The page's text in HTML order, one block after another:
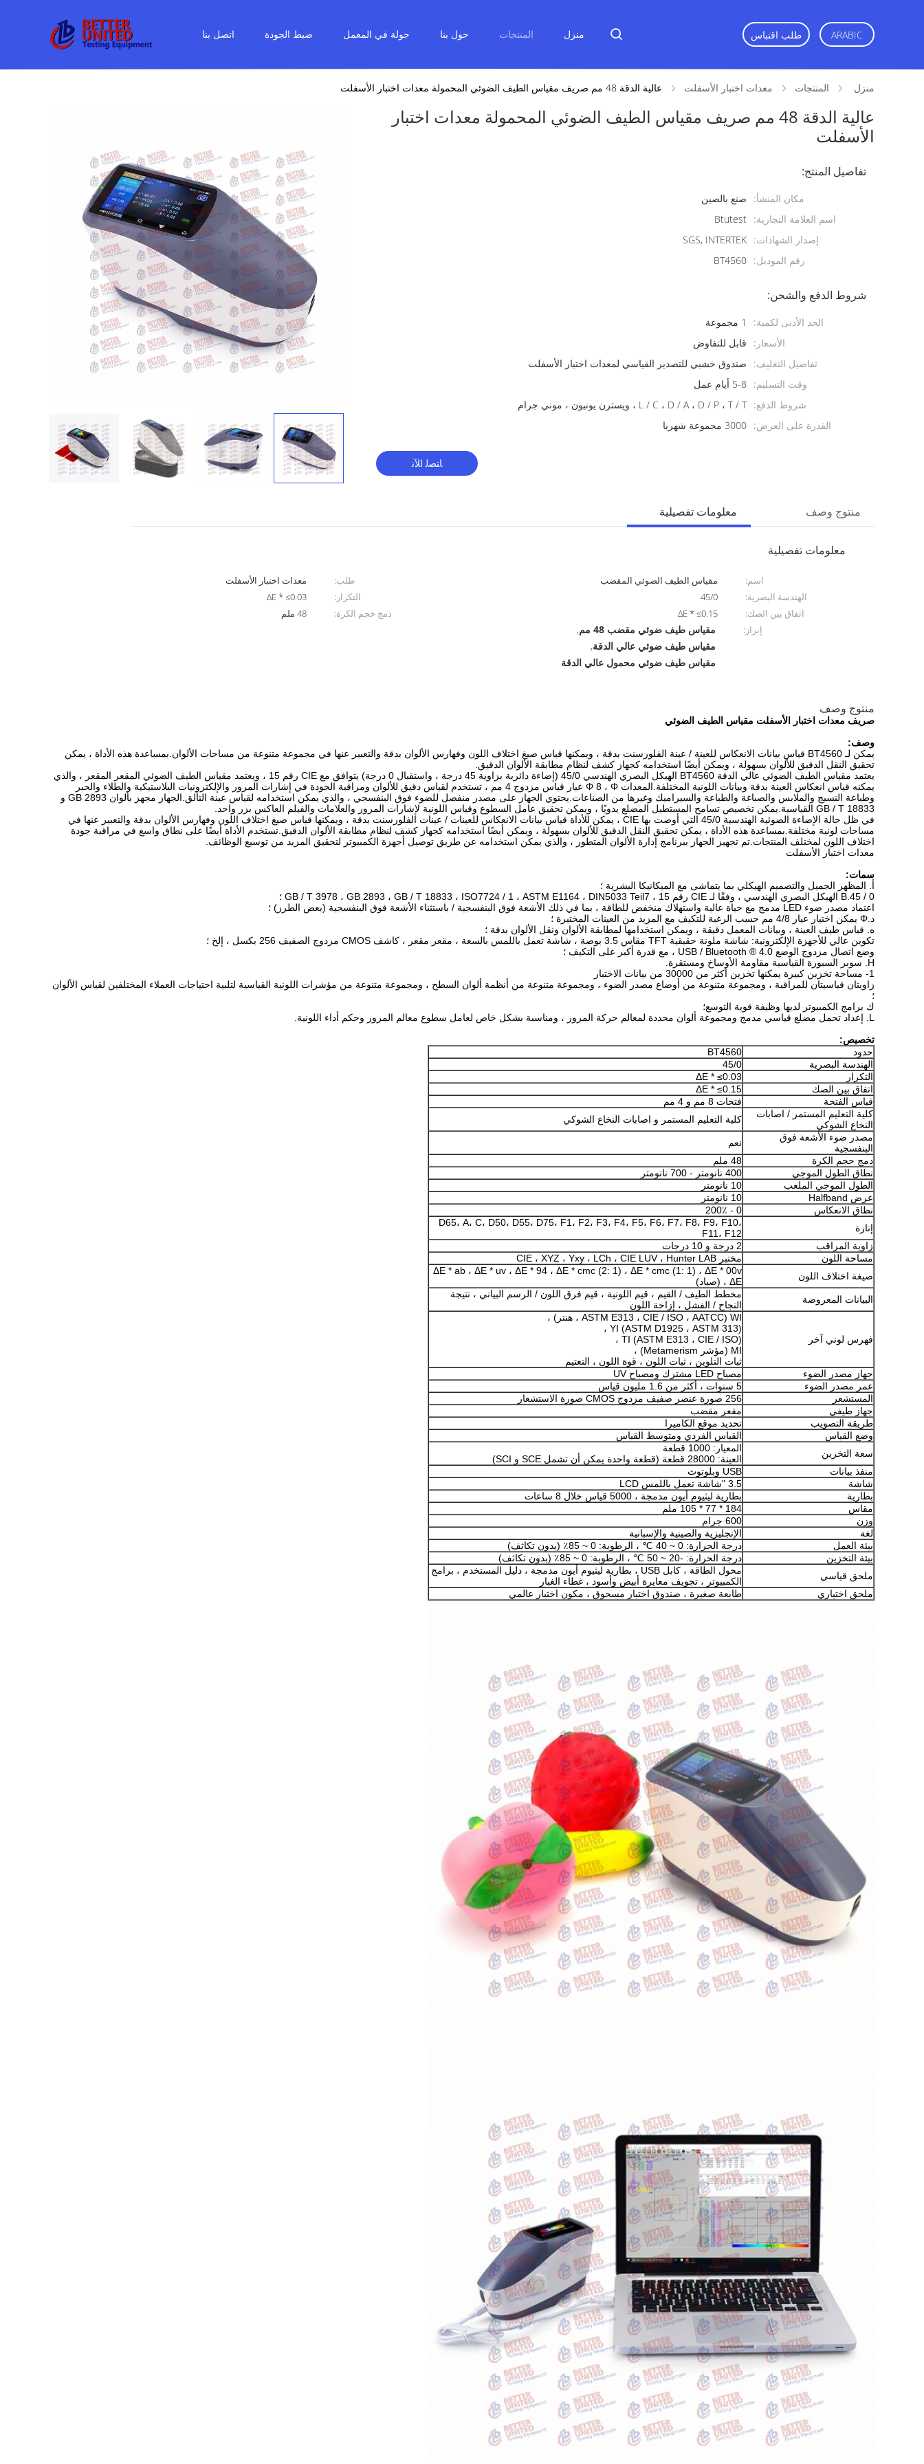
منزل المنتجات حول بنا جولة في المعمل ضبط الجودة اتصل بنا طلب اقتباس ARABIC
منزل المنتجات معدات اختبار الأسفلت عالية الدقة 48 مم صريف مقياس الطيف الضوئي المحمولة معدات اختبار الأسفلت
عالية الدقة 48 مم صريف مقياس الطيف الضوئي المحمولة معدات اختبار
الأسفلت
تفاصيل المنتج:
مكان المنشأ:
صنع بالصين
اسم العلامة التجارية: Btutest
إصدار الشهادات: SGS, INTERTEK
رقم الموديل: BT4560
شروط الدفع والشحن:
الحد الأدنى لكمية:
1 مجموعة
الأسعار:
قابل للتفاوض
تفاصيل التغليف:
صندوق خشبي للتصدير القياسي لمعدات اختبار الأسفلت
وقت التسليم:
5-8 أيام عمل
شروط الدفع: L / C ، D / A ، D / P ، T / T ، ويسترن يونيون ، موني جرام
القدرة على العرض: 3000 مجموعة شهريا
ﺎﺘﺼﻟ ﺍﻶﻧ
معلومات تفصيلية منتوج وصف
معلومات تفصيلية
اسم: مقياس الطيف الضوئي المقضب طلب:
معدات اختبار الأسفلت
الهندسة البصرية:
45/0 التكرار:
ΔE * ≤0.03
اتفاق بين الصك:
ΔE * ≤0.15 دمج حجم الكرة:
48 ملم
إبراز:
مقياس طيف ضوئي مقضب 48 مم ,
مقياس طيف ضوئي عالي الدقة,
مقياس طيف ضوئي محمول عالي الدقة
منتوج وصف
صريف معدات اختبار الأسفلت مقياس الطيف الضوئي
وصف:
يمكن لـ BT4560 قياس بيانات الانعكاس للعينة / عينة الفلورسنت بدقة ، ويمكنها قياس صيغ اختلاف اللون وفهارس الألوان بدقة والتعبير عنها في مجموعة متنوعة من مساحات الألوان.بمساعدة هذه الأداة ، يمكن
تحقيق النقل الدقيق للألوان بسهولة ، ويمكن أيضًا استخدامه كجهاز كشف لنظام مطابقة الألوان الدقيق.
يعتمد مقياس الطيف الضوئي عالي الدقة BT4560 الهيكل البصري الهندسي 45/0 (إضاءة دائرية بزاوية 45 درجة ، واستقبال 0 درجة) يتوافق مع CIE رقم 15 ، ويعتمد مقياس الطيف الضوئي المقعر المقعر ، والذي
يمكنه قياس انعكاس العينة بدقة وبيانات اللونية المختلفة.المعدات Φ 8 ، Φ عيار قياس مزدوج 4 مم ، تستخدم لقياس دقيق للألوان ومراقبة الجودة في إشارات المرور والإلكترونيات البلاستيكية والطلاء والحبر
وطباعة النسيج والملابس والصباغة والطباعة والسيراميك وغيرها من الصناعات.يحتوي الجهاز على مصدر منفصل للضوء فوق البنفسجي ، والذي يمكن استخدامه لقياس عينة التألق.الجهاز مجهز بألوان GB 2893 و
GB / T 18833 القياسية.يمكن تخصيص تسامح المستطيل المضلع يدويًا ، ويمكن تحقيق عامل السطوع وقياس اللونية لإشارات المرور والعلامات والفيلم العاكس بزر واحد.
في ظل حالة الإضاءة الضوئية الهندسية 45/0 التي أوصت بها CIE ، يمكن للأداة قياس بيانات الانعكاس للعينات / عينات الفلورسنت بدقة ، ويمكنها قياس صيغ اختلاف اللون وفهارس الألوان بدقة والتعبير عنها في
مساحات لونية مختلفة.بمساعدة هذه الأداة ، يمكن تحقيق النقل الدقيق للألوان بسهولة ، ويمكن أيضًا استخدامه كجهاز كشف لنظام مطابقة الألوان الدقيق.تستخدم الأداة أيضًا على نطاق واسع في مراقبة جودة
اختلاف اللون لمختلف المنتجات.تم تجهيز الجهاز ببرنامج إدارة الألوان المتطور ، والذي يمكن استخدامه عن طريق توصيل أجهزة الكمبيوتر لتحقيق المزيد من توسيع الوظائف.
معدات اختبار الأسفلت
سمات:
أ. المظهر الجميل والتصميم الهيكلي بما يتماشى مع الميكانيكا البشرية ؛
B.45 / 0 الهيكل البصري الهندسي ، وفقًا لـ CIE رقم 15 ، GB / T 3978 ، GB 2893 ، GB / T 18833 ، ISO7724 / 1 ، ASTM E1164 ، DIN5033 Teil7 ؛
اعتماد مصدر ضوء LED مدمج مع حياة عالية واستهلاك منخفض للطاقة ، بما في ذلك الأشعة فوق البنفسجية / باستثناء الأشعة فوق البنفسجية (بعض الطرز) ؛
د.Φ يمكن اختيار عيار 4/8 مم حسب الرغبة للتكيف مع المزيد من العينات المختبرة ؛
ه. قياس طيف العينة ، وبيانات المعمل دقيقة ، ويمكن استخدامها لمطابقة الألوان ونقل الألوان بدقة ؛
تكوين عالي للأجهزة الإلكترونية: شاشة ملونة حقيقية TFT مقاس 3.5 بوصة ، شاشة تعمل باللمس بالسعة ، مقعر مقعر ، كاشف CMOS مزدوج الصفيف 256 بكسل ، إلخ ؛
وضع اتصال مزدوج الوضع USB / Bluetooth ® 4.0 ، مع قدرة أكبر على التكيف ؛
H. سوبر السبورة القياسية مقاومة الأوساخ ومستقرة.
1- مساحة تخزين كبيرة يمكنها تخزين أكثر من 30000 من بيانات الاختبار
زاويتان قياسيتان للمراقبة ، ومجموعة متنوعة من أوضاع مصدر الضوء ، ومجموعة متنوعة من أنظمة ألوان السطح ، ومجموعة متنوعة من مؤشرات اللونية القياسية لتلبية احتياجات العملاء المختلفين لقياس الألوان
؛
ك برامج الكمبيوتر لديها وظيفة قوية التوسع؛
L. إعداد تحمل مضلع قياسي مدمج ومجموعة ألوان محددة لمعالم حركة المرور ، ومناسبة بشكل خاص لعامل سطوع معالم المرور وحكم أداء اللونية.
تخصيص:
حدود
BT4560
الهندسة البصرية
45/0
التكرار
ΔE * ≤0.03
اتفاق بين الصك
ΔE * ≤0.15
قياس الفتحة
فتحات 8 مم و 4 مم
كلية التعليم المستمر / اصابات
النخاع الشوكي
كلية التعليم المستمر و اصابات النخاع الشوكي
مصدر ضوء الأشعة فوق
البنفسجية
نعم
دمج حجم الكرة
48 ملم
نطاق الطول الموجي
400 نانومتر - 700 نانومتر
الطول الموجي الملعب
10 نانومتر
عرض Halfband
10 نانومتر
نطاق الانعكاس
0 - 200٪
إنارة
D65، A، C، D50، D55، D75، F1، F2، F3، F4، F5، F6، F7، F8، F9، F10،
F11، F12
زاوية المراقب
2 درجة و 10 درجات
مساحة اللون
مختبر CIE ، XYZ ، Yxy ، LCh ، CIE LUV ، Hunter LAB
صيغة اختلاف اللون
ΔE * ab ، ΔE * uv ، ΔE * 94 ، ΔE * cmc (2: 1) ، ΔE * cmc (1: 1) ، ΔE * 00v
، ΔE (صياد)
البيانات المعروضة
مخطط الطيف / القيم ، قيم اللونية ، قيم فرق اللون / الرسم البياني ، نتيجة
النجاح / الفشل ، إزاحة اللون
فهرس لوني آخر
WI (ASTM E313 ، CIE / ISO ، AATCC ، هنتر) ،
YI (ASTM D1925 ، ASTM 313) ،
TI (ASTM E313 ، CIE / ISO) ،
MI (مؤشر Metamerism) ،
ثبات التلوين ، ثبات اللون ، قوة اللون ، التعتيم
جهاز مصدر الضوء
مصباح LED مشترك ومصباح UV
عمر مصدر الضوء
5 سنوات ، أكثر من 1.6 مليون قياس
المستشعر
256 صورة عنصر صفيف مزدوج CMOS صورة الاستشعار
جهاز طيفي
مقعر مقضب
طريقة التصويب
تحديد موقع الكاميرا
وضع القياس
القياس الفردي ومتوسط ​​القياس
سعة التخزين
المعيار: 1000 قطعة
العينة: 28000 قطعة (قطعة واحدة يمكن أن تشمل SCE و SCI)
منفذ بيانات
USB وبلوتوث
شاشة
3.5 "شاشة تعمل باللمس LCD
بطارية
بطارية ليثيوم أيون مدمجة ، 5000 قياس خلال 8 ساعات
مقاس
184 * 77 * 105 ملم
وزن
600 جرام
لغة
الإنجليزية والصينية والإسبانية
بيئة العمل
درجة الحرارة: 0 ~ 40 ℃ ، الرطوبة: 0 ~ 85٪ (بدون تكاثف)
بيئة التخزين
درجة الحرارة: -20 ~ 50 ℃ ، الرطوبة: 0 ~ 85٪ (بدون تكاثف)
ملحق قياسي
محول الطاقة ، كابل USB ، بطارية ليثيوم أيون مدمجة ، دليل المستخدم ، برامج
الكمبيوتر ، تجويف معايرة أبيض وأسود ، غطاء الغبار
ملحق اختياري
طابعة صغيرة ، صندوق اختبار مسحوق ، مكون اختبار عالمي